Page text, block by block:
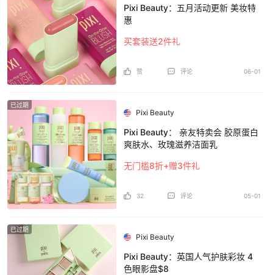
Pixi Beauty：五月活动更新 美妆特
惠
买套装送2件礼
赞 评论 06-01
已过期
Pixi Beauty
Pixi Beauty： 亲友特卖会 胶原蛋白
爽肤水、玫瑰滋养洁面乳
无门槛8折+赠3件礼
32 评论 05-01
已过期
Pixi Beauty
Pixi Beauty：英国人气护肤彩妆 4
色眼影盘$8